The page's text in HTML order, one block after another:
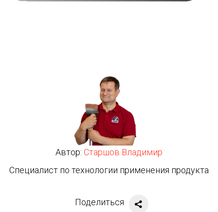
Автор: Старшов Владимир
Специалист по технологии применения продукта
Поделиться